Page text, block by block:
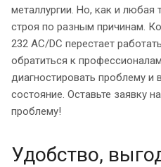
металлургии. Но, как и любая
строя по разным причинам.
232 AC/DC перестает
обратиться к
диагностировать проблему и
состояние. Оставьте заявку
проблему!
Удобство,